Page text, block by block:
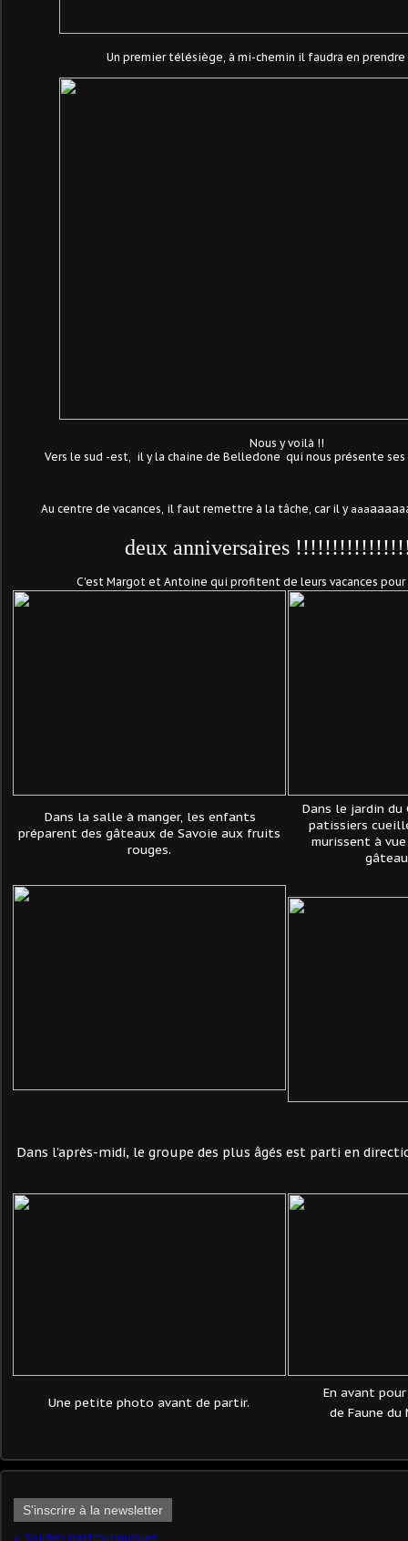
Un premier télésiège, à mi-chemin il faudra en prendre
Nous y voilà !!
Vers le sud -est, il y la chaine de Belledone qui nous présente
Au centre de vacances, il faut remettre à la tâche, car il y aaaaaaa
deux anniversaires
C'est Margot et Antoine qui profitent de leurs vacances pour
Dans la salle à manger, les enfants
préparent des gâteaux de Savoie aux fruits
rouges.
Dans le jardin
patissiers
murissent à
Dans l'après-midi, le groupe des plus âgés est parti en
Une petite photo avant de partir.
En avant
de Faune du
S'inscrire à la newsletter
Soirées gastronomiques